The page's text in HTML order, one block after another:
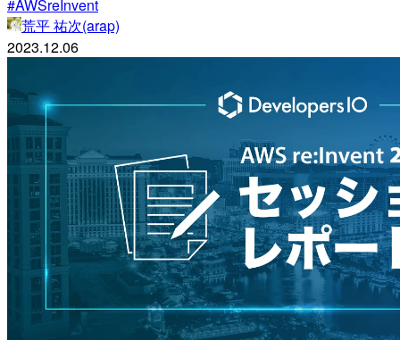
#AWSreInvent
荒平 祐次(arap)
2023.12.06